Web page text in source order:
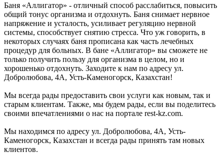
Баня «Аллигатор» - отличный способ расслабиться, повысить
общий тонус организма и отдохнуть. Баня снимает нервное
напряжение и усталость, усиливает регуляцию нервной
системы, способствует снятию стресса. Что уж говорить, в
некоторых случаях баня прописана как часть лечебных
процедур для больных. В бане «Аллигатор» вы сможете не
только получить пользу для организма в целом, но и
хорошенько отдохнуть. Заходите к нам по адресу ул.
Добролюбова, 4А, Усть-Каменогорск, Казахстан!
Мы всегда рады предоставить свои услуги как новым, так и
старым клиентам. Также, мы будем рады, если вы поделитесь
своими впечатлениями о нас на портале rest-kz.com.
Мы находимся по адресу ул. Добролюбова, 4А, Усть-
Каменогорск, Казахстан и всегда рады принять там новых
клиентов.